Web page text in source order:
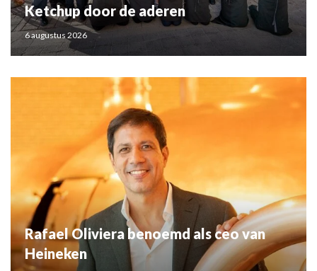
Ketchup door de aderen
6 augustus 2026
Rafael Oliviera benoemd als ceo van
Heineken